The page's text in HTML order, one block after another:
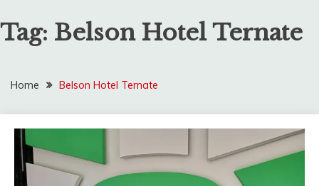
Tag: Belson Hotel Ternate
Home Belson Hotel Ternate